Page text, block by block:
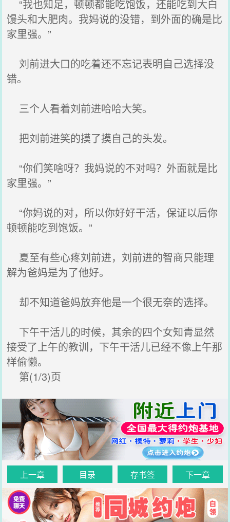
“我也知足，顿顿都能吃饱饭，还能吃到大白
馒头和大肥肉。我妈说的没错，到外面的确是比
家里强。”
刘前进大口的吃着还不忘记表明自己选择没
错。
三个人看着刘前进哈哈大笑。
把刘前进笑的摸了摸自己的头发。
“你们笑啥呀？我妈说的不对吗？外面就是比
家里强。”
“你妈说的对，所以你好好干活，保证以后你
顿顿能吃到饱饭。”
夏至有些心疼刘前进，刘前进的智商只能理
解为爸妈是为了他好。
却不知道爸妈放弃他是一个很无奈的选择。
下午干活儿的时候，其余的四个女知青显然
接受了上午的教训，下午干活儿已经不像上午那
样偷懒。
第(1/3)页
上一章 目录 存书签 下一章